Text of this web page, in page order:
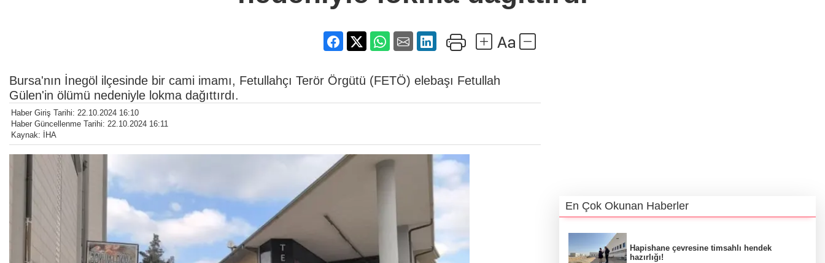
Bursa'nın İnegöl ilçesinde bir cami imamı, Fetullahçı Terör Örgütü (FETÖ) elebaşı Fetullah
Gülen'in ölümü nedeniyle lokma dağıttırdı.
Haber Giriş Tarihi: 22.10.2024 16:10
Haber Güncellenme Tarihi: 22.10.2024 16:11
Kaynak: İHA
En Çok Okunan Haberler
Hapishane çevresine timsahlı hendek
hazırlığı!